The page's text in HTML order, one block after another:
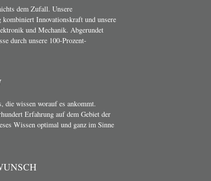
dem Zufall. Unsere
kombiniert Innovationskraft und unsere
und Mechanik. Abgerundet
durch unsere 100-Prozent-
die wissen worauf es ankommt.
Erfahrung auf dem Gebiet der
Wissen optimal und ganz im Sinne